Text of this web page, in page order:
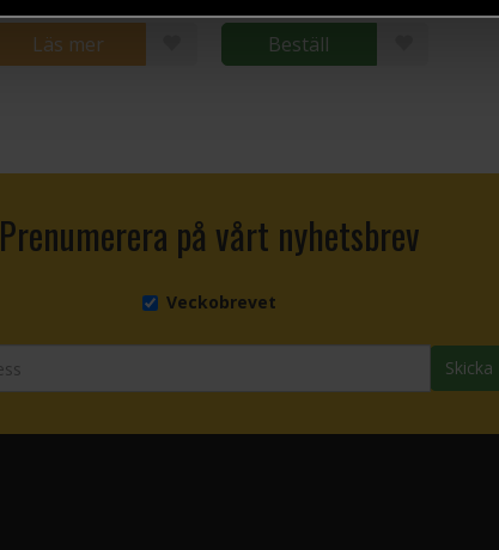
Läs mer Beställ
Prenumerera på vårt nyhetsbrev
Veckobrevet
Skicka